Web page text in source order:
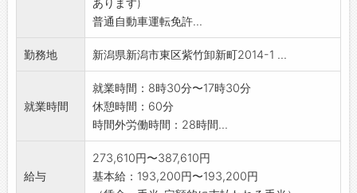
中央自動車学校」で
免許取得していただきます(費用全額会社負
*変更範囲:変更なし
あります)
普通自動車運転免許...
勤務地 新潟県新潟市東区紫竹卸新町2014-1 ...
就業時間
就業時間：8時30分〜17時30分
休憩時間：60分
時間外労働時間：28時間...
給与
273,610円〜387,610円
基本給：193,200円〜193,200円